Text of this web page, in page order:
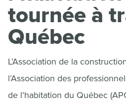
tournée à
Québec
L’Association de la
l’Association des
de l’habitation du Québec